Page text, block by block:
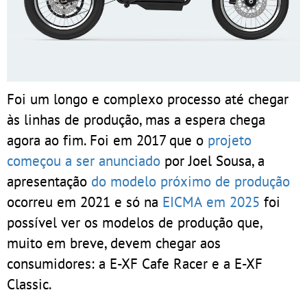
Foi um longo e complexo processo até chegar
às linhas de produção, mas a espera chega
agora ao fim. Foi em 2017 que o projeto
começou a ser anunciado por Joel Sousa, a
apresentação do modelo próximo de produção
ocorreu em 2021 e só na EICMA em 2025 foi
possível ver os modelos de produção que,
muito em breve, devem chegar aos
consumidores: a E-XF Cafe Racer e a E-XF
Classic.